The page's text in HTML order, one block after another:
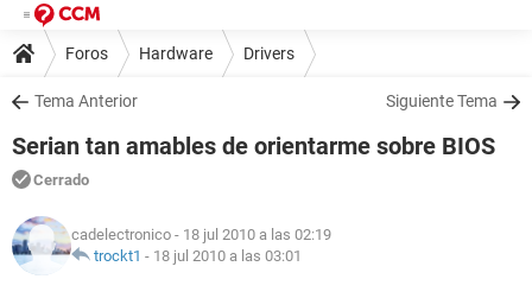
Foros Hardware Drivers
Tema Anterior Siguiente Tema
Serian tan amables de orientarme sobre BIOS
Cerrado
cadelectronico - 18 jul 2010 a las 02:19
trockt1 - 18 jul 2010 a las 03:01